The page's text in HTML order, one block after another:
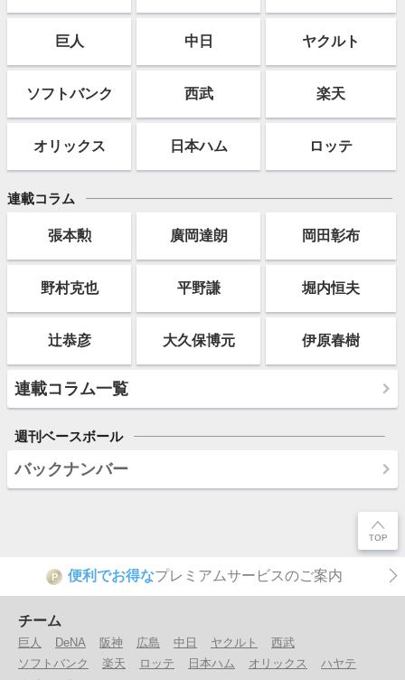
巨人 中日 ヤクルト
ソフトバンク 西武 楽天
オリックス 日本ハム ロッテ
連載コラム
張本勲 廣岡達朗 岡田彰布
野村克也 平野謙 堀内恒夫
辻恭彦 大久保博元 伊原春樹
連載コラム一覧
週刊ベースボール
バックナンバー
P 便利でお得なプレミアムサービスのご案内
チーム
巨人 DeNA 阪神 広島 中日 ヤクルト
西武
ソフトバンク
楽天 ロッテ 日本ハム オリックス
ハヤテ